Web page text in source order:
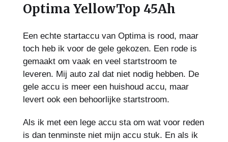
Optima YellowTop 45Ah
Een echte startaccu van Optima is rood, maar
toch heb ik voor de gele gekozen. Een rode is
gemaakt om vaak en veel startstroom te
leveren. Mij auto zal dat niet nodig hebben. De
gele accu is meer een huishoud accu, maar
levert ook een behoorlijke startstroom.
Als ik met een lege accu sta om wat voor reden
is dan tenminste niet mijn accu stuk. En als ik